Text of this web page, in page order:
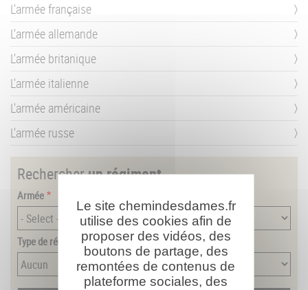
L'armée française
L'armée allemande
L'armée britanique
L'armée italienne
L'armée américaine
L'armée russe
Rechercherun régiment
Armée
Type de régiment
Le site chemindesdames.fr
utilise des cookies afin de
proposer des vidéos, des
boutons de partage, des
remontées de contenus de
plateforme sociales, des